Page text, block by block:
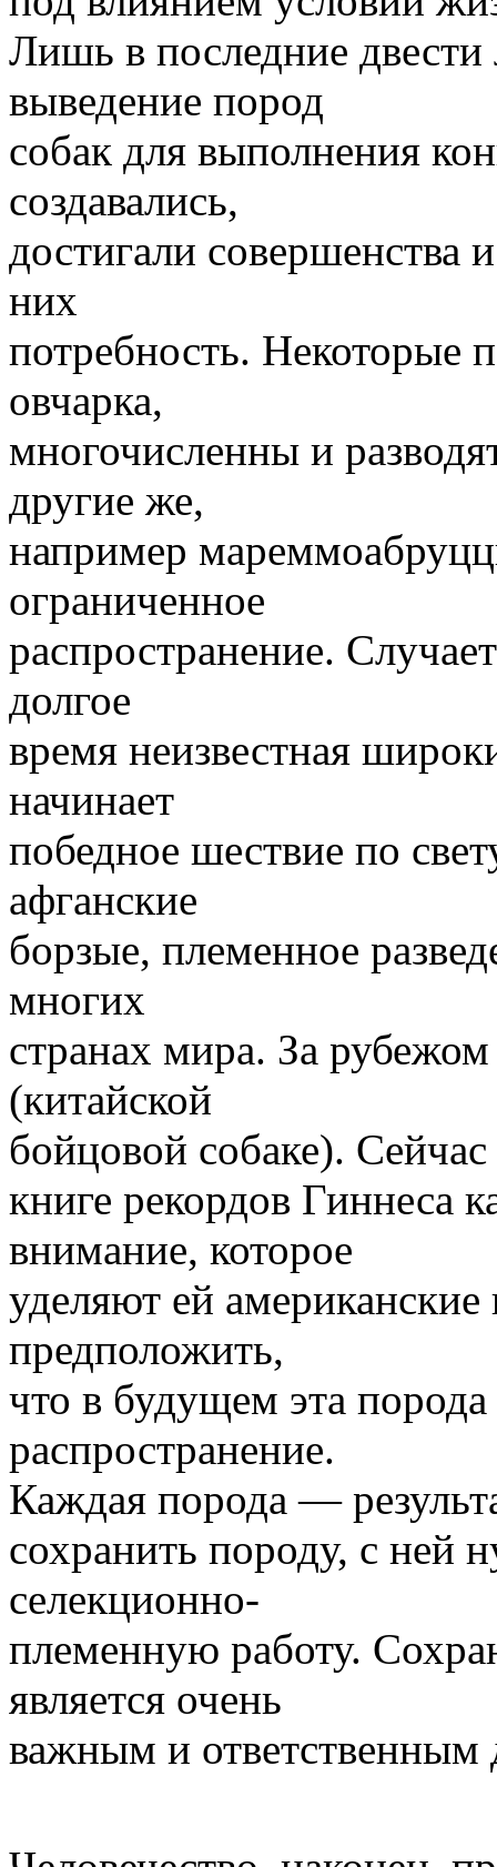
Лишь в последние двести
выведение пород
собак для выполнения
создавались,
достигали совершенства
них
потребность. Некоторые
овчарка,
многочисленны и
другие же,
например
ограниченное
распространение.
долгое
время неизвестная
начинает
победное шествие по
афганские
борзые, племенное
многих
странах мира. За
(китайской
бойцовой собаке). Сейчас
книге рекордов Гиннеса
внимание, которое
уделяют ей американские
предположить,
что в будущем эта
распространение.
Каждая порода —
сохранить породу, с ней
селекционно-
племенную работу.
является очень
важным и ответственным